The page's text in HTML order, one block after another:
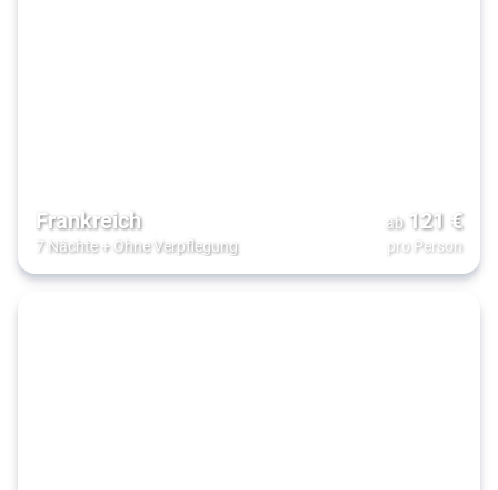
Frankreich
7 Nächte+ Ohne Verpflegung
ab 121 €
pro Person